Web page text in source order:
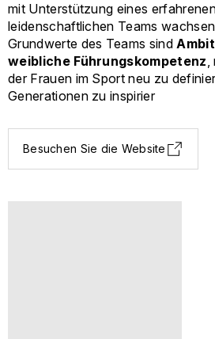
mit Unterstützung eines
leidenschaftlichen Teams
Grundwerte des Teams sind
weibliche Führungskompetenz,
der Frauen im Sport neu zu
Generationen zu inspirier
Besuchen Sie die Website